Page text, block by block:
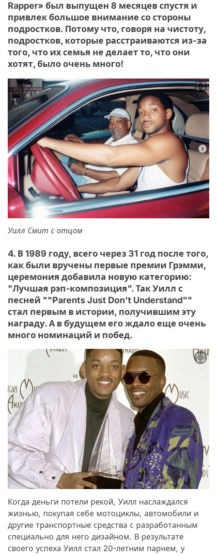
Rapper» был выпущен 8 месяцев спустя и
привлек большое внимание со стороны
подростков. Потому что, говоря на чистоту,
подростков, которые расстраиваются из-за
того, что их семья не делает то, что они
хотят, было очень много!
Уилл Смит с отцом
4. В 1989 году, всего через 31 год после того,
как были вручены первые премии Грэмми,
церемония добавила новую категорию:
"Лучшая рэп-композиция". Так Уилл с
песней ""Parents Just Don't Understand""
стал первым в истории, получившим эту
награду. А в будущем его ждало еще очень
много номинаций и побед.
Когда деньги потели рекой, Уилл наслаждался
жизнью, покупая себе мотоциклы, автомобили и
другие транспортные средства с разработанным
специально для него дизайном. В результате
своего успеха Уилл стал 20-летним парнем, у